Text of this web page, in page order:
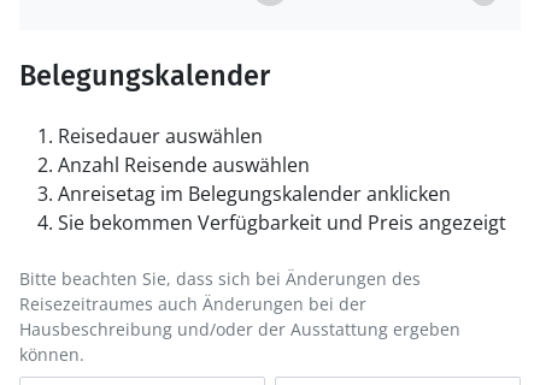
Belegungskalender
Reisedauer auswählen
Anzahl Reisende auswählen
Anreisetag im Belegungskalender anklicken
Sie bekommen Verfügbarkeit und Preis angezeigt
Bitte beachten Sie, dass sich bei Änderungen des
Reisezeitraumes auch Änderungen bei der
Hausbeschreibung und/oder der Ausstattung ergeben
können.